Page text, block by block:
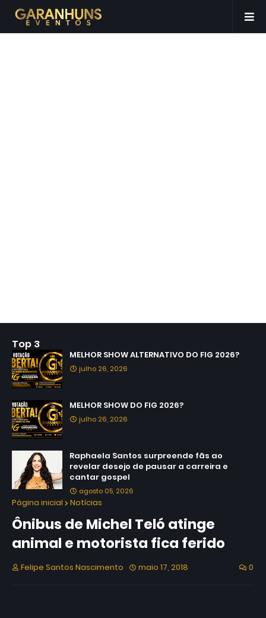
Top 3
MELHOR SHOW ALTERNATIVO DO FIG 2026?
julho 26, 2026
MELHOR SHOW DO FIG 2026?
julho 26, 2026
Raphaela Santos surpreende fãs ao
revelar desejo de pausar a carreira e
cantar gospel
agosto 05, 2026
Página inicial Notícias
Ônibus de Michel Teló atinge
animal e motorista fica ferido
Felipe Santos Nascimento maio 17, 2018 0